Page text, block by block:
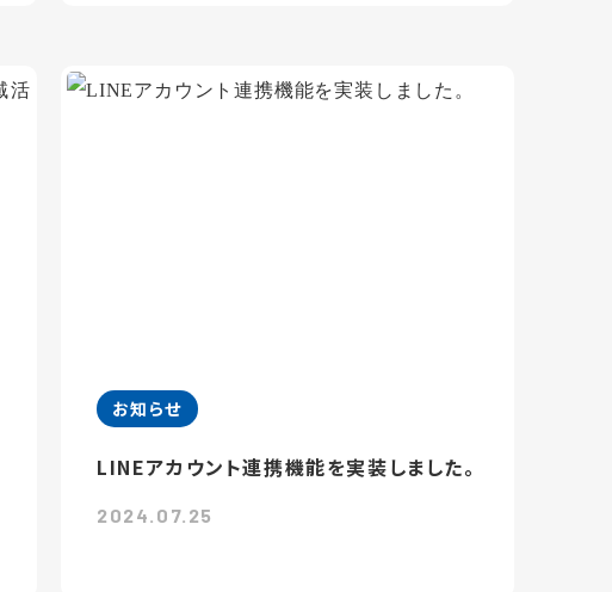
お知らせ
LINEアカウント連携機能を実装しました。
2024.07.25